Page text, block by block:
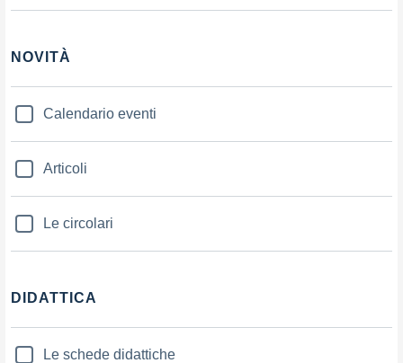
NOVITÀ
Calendario eventi
Articoli
Le circolari
DIDATTICA
Le schede didattiche